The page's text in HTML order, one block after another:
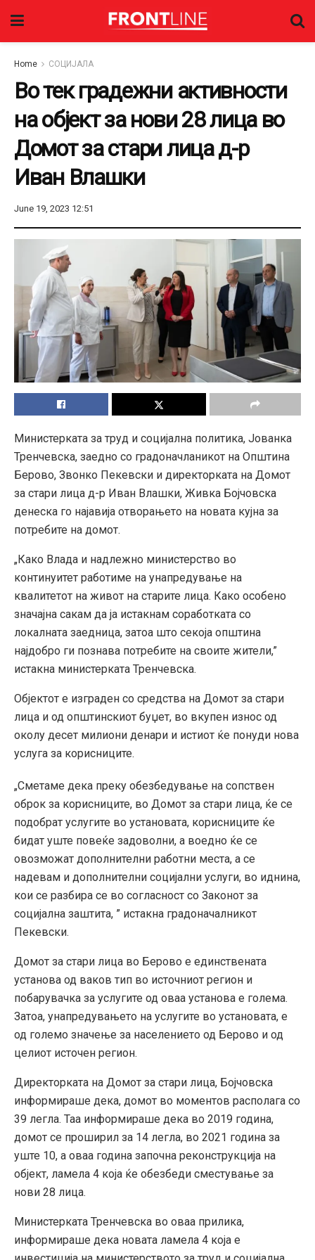
Home СОЦИЈАЛА
Во тек градежни активности
на објект за нови 28 лица во
Домот за стари лица д-р
Иван Влашки
June 19, 2023 12:51
Министерката за труд и социјална политика, Јованка
Тренчевска, заедно со градоначланикот на Општина
Берово, Звонко Пекевски и директорката на Домот
за стари лица д-р Иван Влашки, Живка Бојчовска
денеска го најавија отворањето на новата кујна за
потребите на домот.
„Како Влада и надлежно министерство во
континуитет работиме на унапредување на
квалитетот на живот на старите лица. Како особено
значајна сакам да ја истакнам соработката со
локалната заедница, затоа што секоја општина
најдобро ги познава потребите на своите жители,”
истакна министерката Тренчевска.
Објектот е изграден со средства на Домот за стари
лица и од општинскиот буџет, во вкупен износ од
околу десет милиони денари и истиот ќе понуди нова
услуга за корисниците.
„Сметаме дека преку обезбедување на сопствен
оброк за корисниците, во Домот за стари лица, ќе се
подобрат услугите во установата, корисниците ќе
бидат уште повеќе задоволни, а воедно ќе се
овозможат дополнителни работни места, а се
надевам и дополнителни социјални услуги, во иднина,
кои се разбира се во согласност со Законот за
социјална заштита, ” истакна градоначалникот
Пекевски.
Домот за стари лица во Берово е единствената
установа од ваков тип во источниот регион и
побарувачка за услугите од оваа установа е голема.
Затоа, унапредувањето на услугите во установата, е
од големо значење за населението од Берово и од
целиот источен регион.
Директорката на Домот за стари лица, Бојчовска
информираше дека, домот во моментов располага со
39 легла. Таа информираше дека во 2019 година,
домот се проширил за 14 легла, во 2021 година за
уште 10, а оваа година започна реконструкција на
објект, ламела 4 која ќе обезбеди сместување за
нови 28 лица.
Министерката Тренчевска во оваа прилика,
информираше дека новата ламела 4 која е